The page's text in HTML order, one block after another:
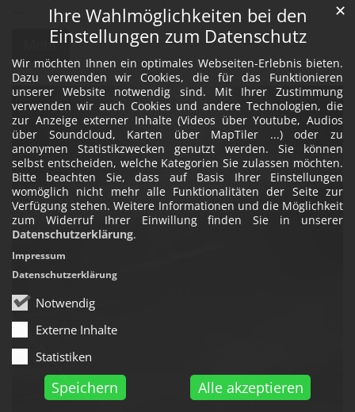
Ihre Wahlmöglichkeiten bei den
Einstellungen zum Datenschutz
Wir möchten Ihnen ein optimales Webseiten-Erlebnis bieten.
Dazu verwenden wir Cookies, die für das Funktionieren
unserer Website notwendig sind. Mit Ihrer Zustimmung
verwenden wir auch Cookies und andere Technologien, die
zur Anzeige externer Inhalte (Videos über Youtube, Audios
über Soundcloud, Karten über MapTiler ...) oder zu
anonymen Statistikzwecken genutzt werden. Sie können
selbst entscheiden, welche Kategorien Sie zulassen möchten.
Bitte beachten Sie, dass auf Basis Ihrer Einstellungen
womöglich nicht mehr alle Funktionalitäten der Seite zur
Verfügung stehen. Weitere Informationen und die Möglichkeit
zum Widerruf Ihrer Einwillung finden Sie in unserer
Datenschutzerklärung.
Notwendig
Externe Inhalte
Statistiken
Speichern Alle akzeptieren
✕
Impressum
Datenschutzerklärung
Mehr